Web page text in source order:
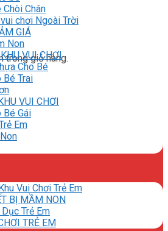
trong giỏ hàng.
Chân
chơi Ngoài Trời
GIÁ
Non
VUI CHƠI
Cho Bé
Bé Trai
VUI CHƠI
Bé Gái
Em
Vui Chơi Trẻ Em
BỊ MẦM NON
Trẻ Em
TRẺ EM